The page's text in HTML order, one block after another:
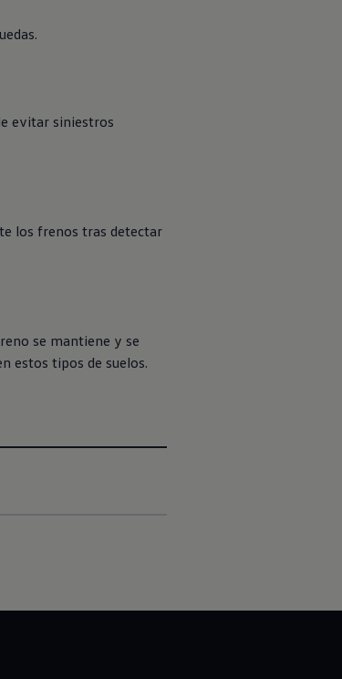
evitar siniestros
los frenos tras detectar
se mantiene y se
estos tipos de suelos.